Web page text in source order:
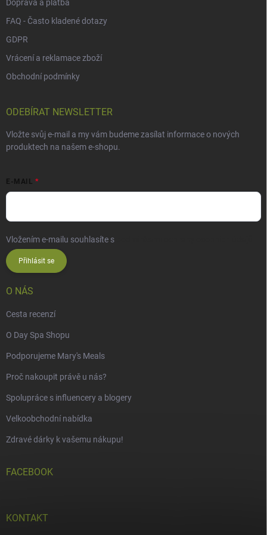
Doprava a platba
FAQ - Často kladené dotazy
GDPR
Vrácení a reklamace zboží
Obchodní podmínky
ODEBÍRAT NEWSLETTER
Vložte svůj e-mail a my vám budeme zasílat informace o nových
produktech na našem e-shopu.
E-MAIL
Vložením e-mailu souhlasíte s
Přihlásit se
O NÁS
Cesta recenzí
O Day Spa Shopu
Podporujeme Mary's Meals
Proč nakoupit právě u nás?
Spolupráce s influencery a blogery
Velkoobchodní nabídka
Zdravé dárky k vašemu nákupu!
FACEBOOK
KONTAKT